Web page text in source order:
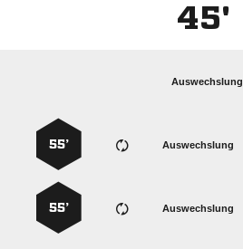
45'
Auswechslung
Auswechslung
55’
Auswechslung
55’